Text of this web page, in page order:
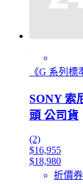
《G 系列標
SONY 索
頭 公司貨
(2)
$16,955
$18,980
折價券